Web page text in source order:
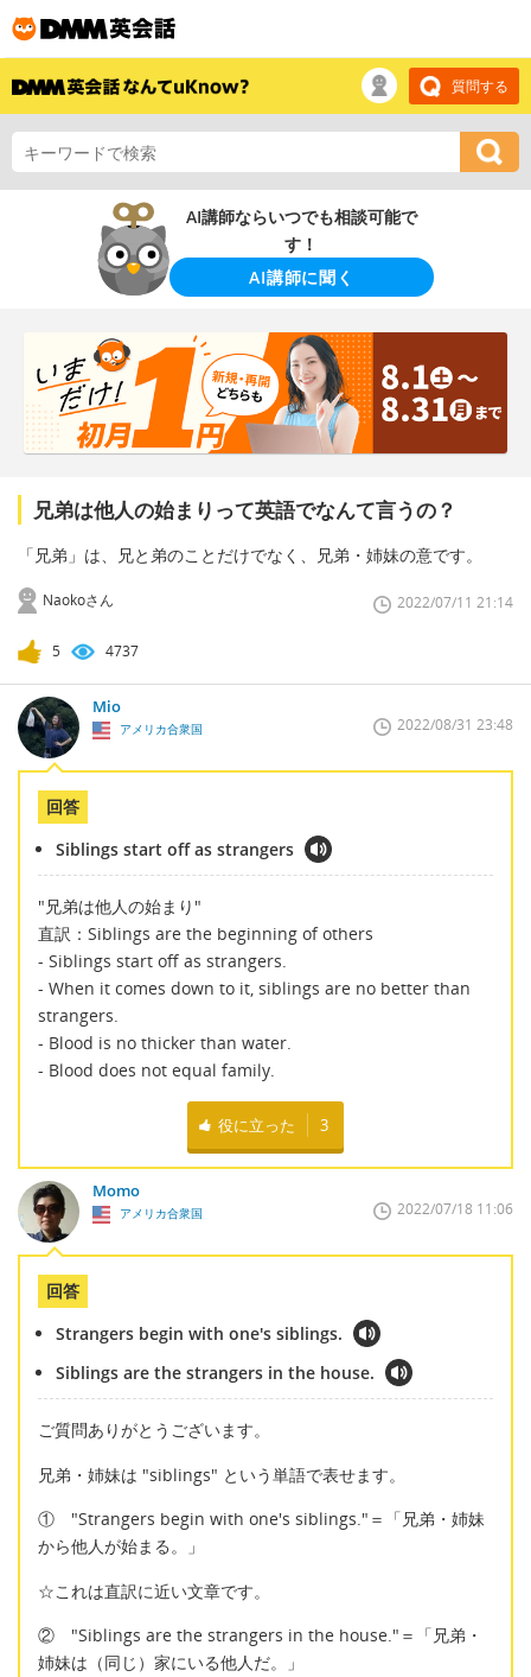
質問する
AI講師ならいつでも相談可能で
す！
AI講師に聞く
兄弟は他人の始まりって英語でなんて言うの？
「兄弟」は、兄と弟のことだけでなく、兄弟・姉妹の意です。
Naokoさん 2022/07/11 21:14
5 4737
Mio
アメリカ合衆国 2022/08/31 23:48
回答
Siblings start off as strangers
"兄弟は他人の始まり"
直訳：Siblings are the beginning of others
- Siblings start off as strangers.
- When it comes down to it, siblings are no better than
strangers.
- Blood is no thicker than water.
- Blood does not equal family.
役に立った 3
Momo
アメリカ合衆国 2022/07/18 11:06
回答
Strangers begin with one's siblings.
Siblings are the strangers in the house.
ご質問ありがとうございます。
兄弟・姉妹は "siblings" という単語で表せます。
① "Strangers begin with one's siblings."＝「兄弟・姉妹
から他人が始まる。」
☆これは直訳に近い文章です。
② "Siblings are the strangers in the house."＝「兄弟・
姉妹は（同じ）家にいる他人だ。」